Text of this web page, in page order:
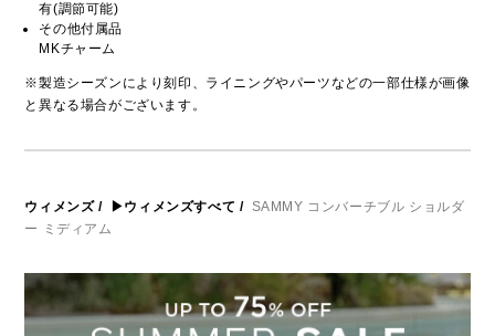
有(調節可能)
その他付属品
MKチャーム
※製造シーズンにより刻印、ライニングやパーツなどの一部仕様が画像
と異なる場合がございます。
ウィメンズ/ ▶ウィメンズすべて / SAMMY コンバーチブル ショルダ
ー ミディアム